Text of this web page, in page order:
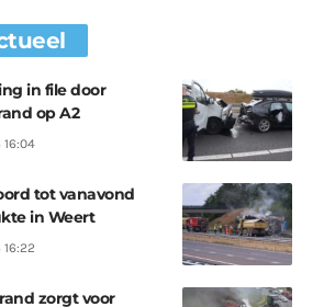
in file door
op A2
tot vanavond
in Weert
zorgt voor